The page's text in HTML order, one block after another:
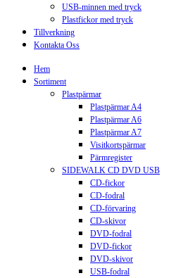
USB-minnen med tryck
Plastfickor med tryck
Tillverkning
Kontakta Oss
Hem
Sortiment
Plastpärmar
Plastpärmar A4
Plastpärmar A6
Plastpärmar A7
Visitkortspärmar
Pärmregister
SIDEWALK CD DVD USB
CD-fickor
CD-fodral
CD-förvaring
CD-skivor
DVD-fodral
DVD-fickor
DVD-skivor
USB-fodral